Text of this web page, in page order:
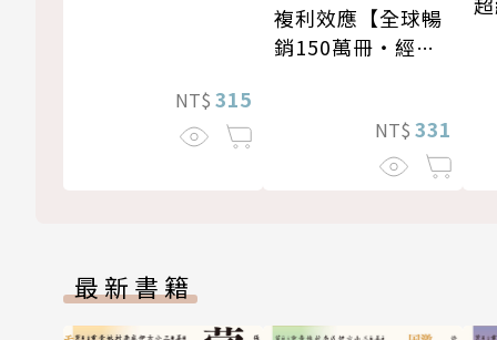
NT$ 315
複利效應【全球暢
銷150萬冊・經典
NT$ 331
最新書籍